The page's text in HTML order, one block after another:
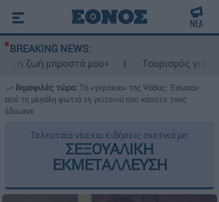
BREAKING NEWS:
μου»
Τουρισμός για Ολους
δημοφιλές τώρα: Τα «γεράκια» της Ψάθας: Έσωσαν
από τη μεγάλη φωτιά τη γειτονιά που κάποτε τους
έδιωχνε
Τελευταία νέα και ειδήσεις σχετικά με:
ΣΕΞΟΥΑΛΙΚΗ
ΕΚΜΕΤΑΛΛΕΥΣΗ